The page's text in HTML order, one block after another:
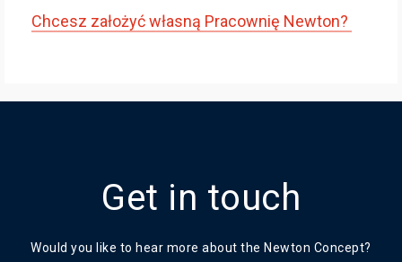
Chcesz założyć własną Pracownię Newton?
Get in touch
Would you like to hear more about the Newton Concept?